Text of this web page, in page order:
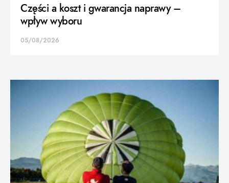
Części a koszt i gwarancja naprawy –
wpływ wyboru
05/08/2026